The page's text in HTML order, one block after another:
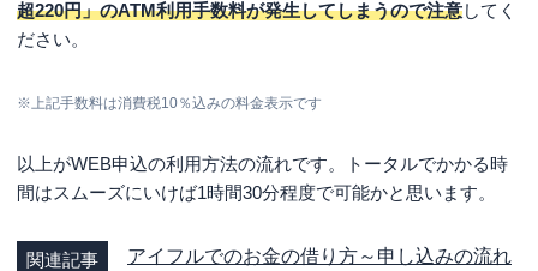
超220円」のATM利用手数料が発生してしまうので注意してく
ださい。
※上記手数料は消費税10％込みの料金表示です
以上がWEB申込の利用方法の流れです。トータルでかかる時
間はスムーズにいけば1時間30分程度で可能かと思います。
関連記事
アイフルでのお金の借り方～申し込みの流れ